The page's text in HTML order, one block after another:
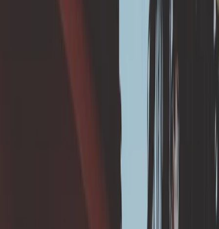
Évite de créer des pièges à eaux anthropiques.
Limite les désordres liés à l'humidité du sol.
Réduit les risques de tassement différentiel des sols
Réduit les risques de plastification du sol et de son
enfoncement au droit des fondations.
📆 Quand mettre en
oeuvre cette solution ?
Lors de la construction en zone argileuse, si possible.
Si le test de perméabilité du sol est favorable à